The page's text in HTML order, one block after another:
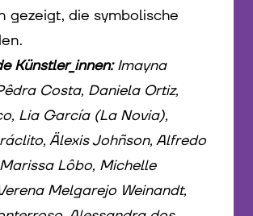
gezeigt, die symbolische
Künstler_innen:Imayna
Costa, Daniela Ortiz,
Lia García (La Novia),
Älexis Johñson, Alfredo
Lôbo, Michelle
Melgarejo Weinandt,